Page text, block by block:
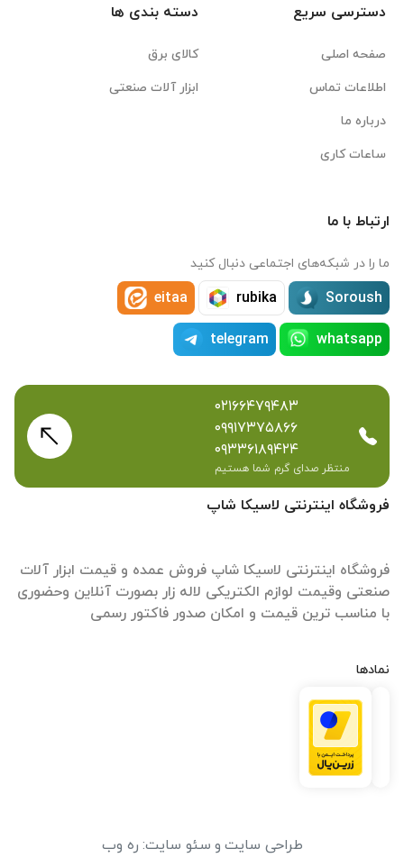
فروشگاه اینترنتی لاسیکا شاپ
فروشگاه اینترنتی لاسیکا شاپ فروش عمده و قیمت ابزار آلات
صنعتی وقیمت لوازم الکتریکی لاله زار بصورت آنلاین وحضوری
با مناسب ترین قیمت و امکان صدور فاکتور رسمی
نمادها
دسترسی سریع
صفحه اصلی
اطلاعات تماس
درباره ما
ساعات کاری
دسته بندی ها
کالای برق
ابزار آلات صنعتی
ارتباط با ما
ما را در شبکه‌های اجتماعی دنبال کنید
Soroush
rubika
eitaa
whatsapp
telegram
۰۲۱۶۶۴۷۹۴۸۳
۰۹۹۱۷۳۷۵۸۶۶
۰۹۳۳۶۱۸۹۴۲۴
منتظر صدای گرم شما هستیم
طراحی سایت و سئو سایت: ره وب